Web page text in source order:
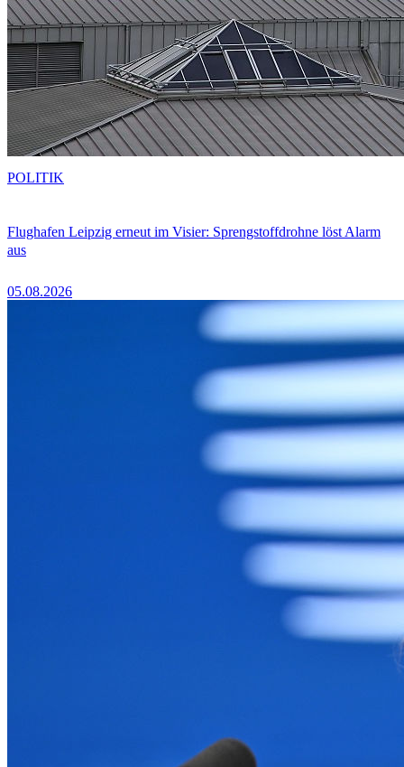
Flughafen Leipzig erneut im Visier: Sprengstoffdrohne löst Alarm
aus
05.08.2026
POLITIK